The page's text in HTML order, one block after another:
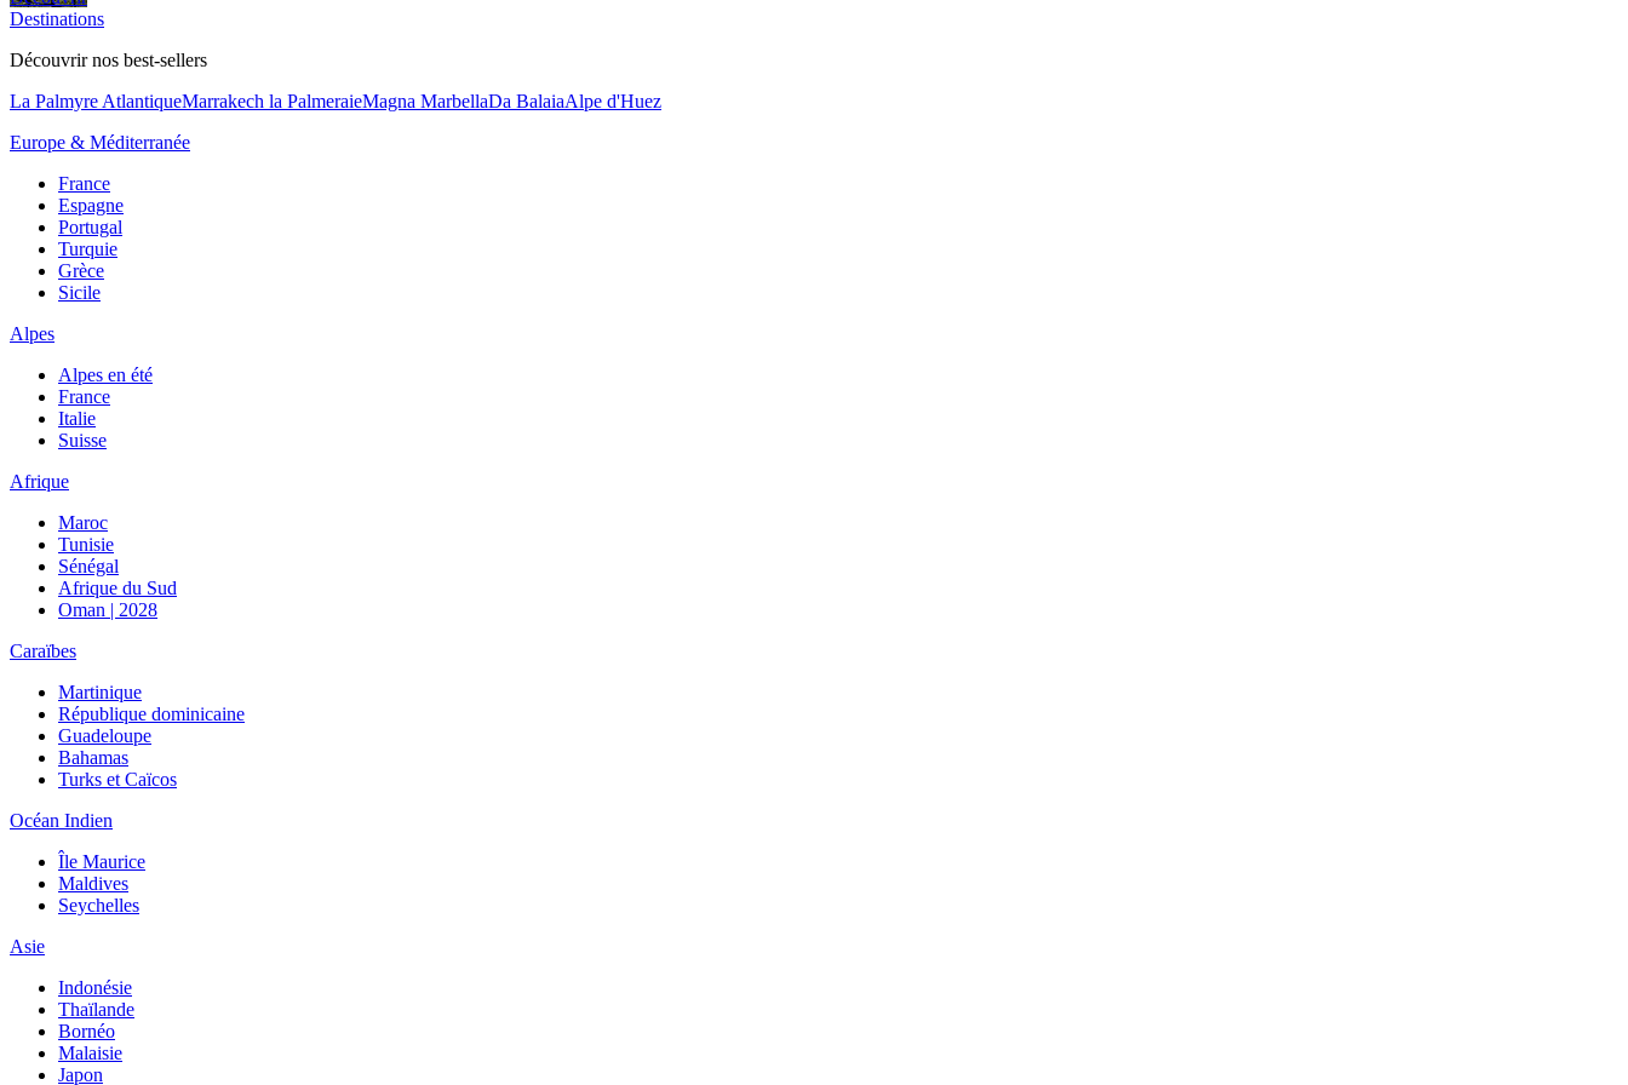
Destinations
Découvrir nos best-sellers
La Palmyre AtlantiqueMarrakech la PalmeraieMagna MarbellaDa BalaiaAlpe d'Huez
Europe & Méditerranée
France
Espagne
Portugal
Turquie
Grèce
Sicile
Alpes
Alpes en été
France
Italie
Suisse
Afrique
Maroc
Tunisie
Sénégal
Afrique du Sud
Oman | 2028
Caraïbes
Martinique
République dominicaine
Guadeloupe
Bahamas
Turks et Caïcos
Océan Indien
Île Maurice
Maldives
Seychelles
Asie
Indonésie
Thaïlande
Bornéo
Malaisie
Japon